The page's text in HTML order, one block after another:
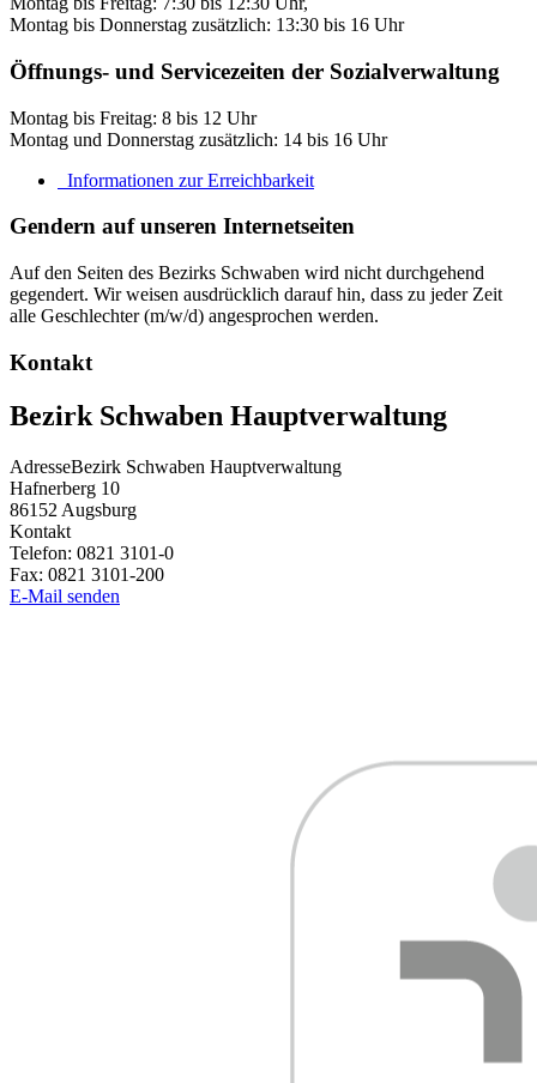
Montag bis Donnerstag zusätzlich: 13:30 bis 16 Uhr
Öffnungs- und Servicezeiten der Sozialverwaltung
Montag bis Freitag: 8 bis 12 Uhr
Montag und Donnerstag zusätzlich: 14 bis 16 Uhr
Informationen zur Erreichbarkeit
Gendern auf unseren Internetseiten
Auf den Seiten des Bezirks Schwaben wird nicht durchgehend
gegendert. Wir weisen ausdrücklich darauf hin, dass zu jeder Zeit
alle Geschlechter (m/w/d) angesprochen werden.
Kontakt
Bezirk Schwaben Hauptverwaltung
AdresseBezirk Schwaben Hauptverwaltung
Hafnerberg 10
86152 Augsburg
Kontakt
Telefon: 0821 3101-0
Fax: 0821 3101-200
E-Mail senden